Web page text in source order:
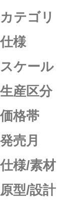
カテゴリ
仕様
スケール
生産区分
価格帯
発売月
仕様/素材
原型/設計